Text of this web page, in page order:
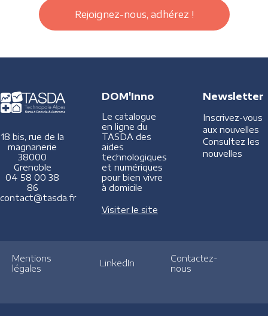
Rejoignez-nous, adhérez !
18 bis, rue de la
magnanerie
38000
Grenoble
04 58 00 38
86
contact@tasda.fr
DOM'Inno
Le catalogue
en ligne du
TASDA des
aides
technologiques
et numériques
pour bien vivre
à domicile
Visiter le site
Newsletter
Inscrivez-vous
aux nouvelles
Consultez les
nouvelles
Mentions
légales
LinkedIn
Contactez-
nous